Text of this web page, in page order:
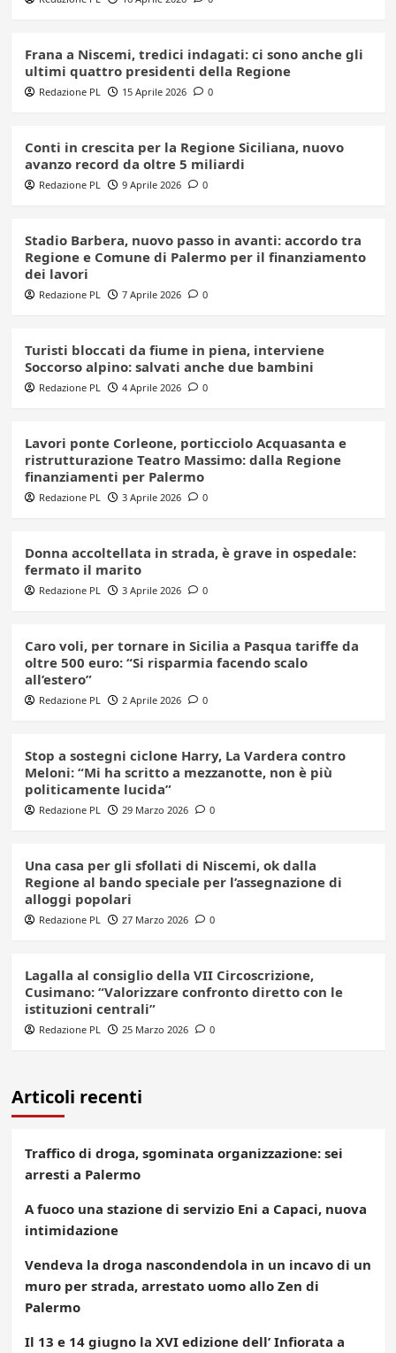
Frana a Niscemi, tredici indagati: ci sono anche gli
ultimi quattro presidenti della Regione
Redazione PL 15 Aprile 2026 0
Conti in crescita per la Regione Siciliana, nuovo
avanzo record da oltre 5 miliardi
Redazione PL 9 Aprile 2026 0
Stadio Barbera, nuovo passo in avanti: accordo tra
Regione e Comune di Palermo per il finanziamento
dei lavori
Redazione PL 7 Aprile 2026 0
Turisti bloccati da fiume in piena, interviene
Soccorso alpino: salvati anche due bambini
Redazione PL 4 Aprile 2026 0
Lavori ponte Corleone, porticciolo Acquasanta e
ristrutturazione Teatro Massimo: dalla Regione
finanziamenti per Palermo
Redazione PL 3 Aprile 2026 0
Donna accoltellata in strada, è grave in ospedale:
fermato il marito
Redazione PL 3 Aprile 2026 0
Caro voli, per tornare in Sicilia a Pasqua tariffe da
oltre 500 euro: “Si risparmia facendo scalo
all’estero”
Redazione PL 2 Aprile 2026 0
Stop a sostegni ciclone Harry, La Vardera contro
Meloni: “Mi ha scritto a mezzanotte, non è più
politicamente lucida”
Redazione PL 29 Marzo 2026 0
Una casa per gli sfollati di Niscemi, ok dalla
Regione al bando speciale per l’assegnazione di
alloggi popolari
Redazione PL 27 Marzo 2026 0
Lagalla al consiglio della VII Circoscrizione,
Cusimano: “Valorizzare confronto diretto con le
istituzioni centrali”
Redazione PL 25 Marzo 2026 0
Articoli recenti
Traffico di droga, sgominata organizzazione: sei
arresti a Palermo
A fuoco una stazione di servizio Eni a Capaci, nuova
intimidazione
Vendeva la droga nascondendola in un incavo di un
muro per strada, arrestato uomo allo Zen di
Palermo
Il 13 e 14 giugno la XVI edizione dell’ Infiorata a